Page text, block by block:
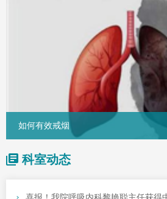
如何有效戒烟
科室动态